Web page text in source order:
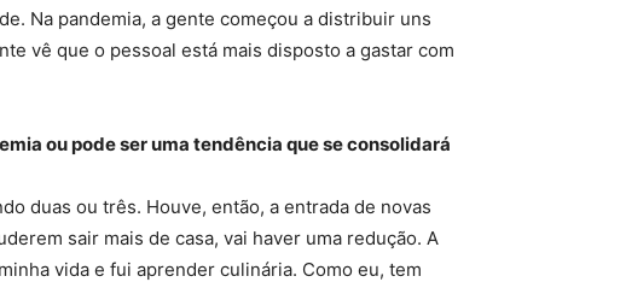
Na pandemia, a gente começou a distribuir uns
vê que o pessoal está mais disposto a gastar com
ou pode ser uma tendência que se consolidará
duas ou três. Houve, então, a entrada de novas
sair mais de casa, vai haver uma redução. A
vida e fui aprender culinária. Como eu, tem